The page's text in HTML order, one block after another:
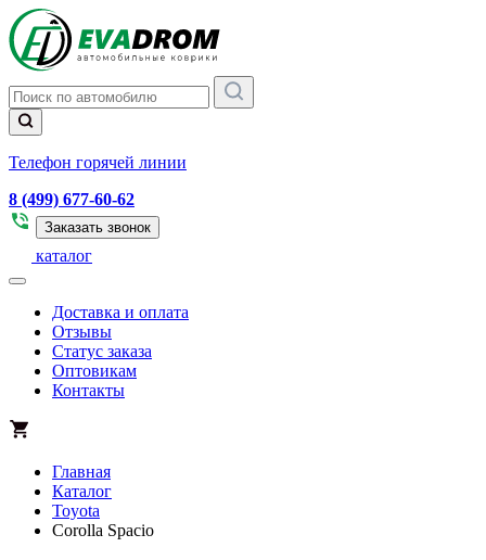
Телефон горячей линии
8 (499) 677-60-62
Заказать звонок
каталог
Доставка и оплата
Отзывы
Статус заказа
Оптовикам
Контакты
Главная
Каталог
Toyota
Corolla Spacio